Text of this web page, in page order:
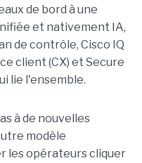
de bord à une
et nativement IA,
de contrôle, Cisco IQ
client (CX) et Secure
lie l'ensemble.
à de nouvelles
modèle
les opérateurs cliquer